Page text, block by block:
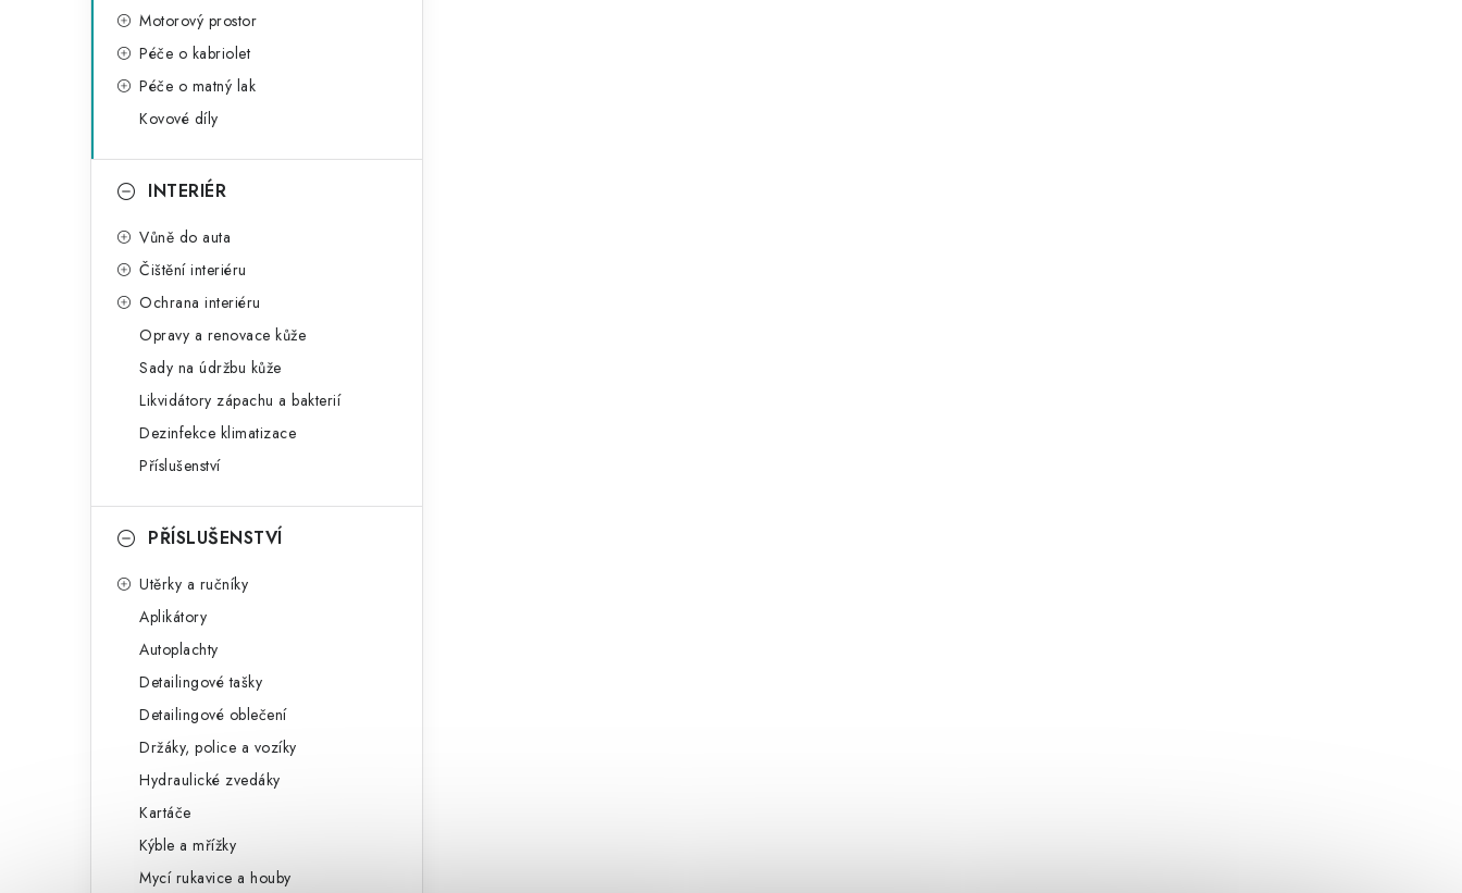
Motorový prostor
Péče o kabriolet
Péče o matný lak
Kovové díly
INTERIÉR
Vůně do auta
Čištění interiéru
Ochrana interiéru
Opravy a renovace kůže
Sady na údržbu kůže
Likvidátory zápachu a bakterií
Dezinfekce klimatizace
Příslušenství
PŘÍSLUŠENSTVÍ
Utěrky a ručníky
Aplikátory
Autoplachty
Detailingové tašky
Detailingové oblečení
Držáky, police a vozíky
Hydraulické zvedáky
Kartáče
Kýble a mřížky
Mycí rukavice a houby